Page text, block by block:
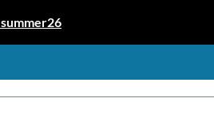
summer26